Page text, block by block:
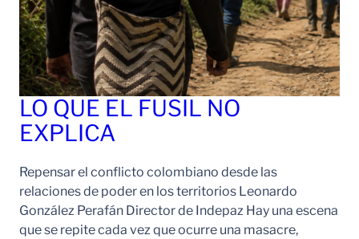
LO QUE EL FUSIL NO
EXPLICA
Repensar el conflicto colombiano desde las
relaciones de poder en los territorios Leonardo
González Perafán Director de Indepaz Hay una escena
que se repite cada vez que ocurre una masacre,